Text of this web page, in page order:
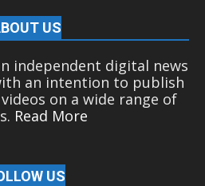
US
independent digital news
an intention to publish
on a wide range of
Read More
US